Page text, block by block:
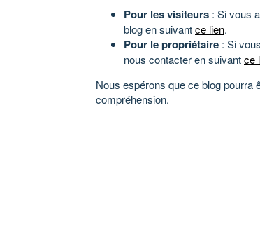
Pour les visiteurs : Si vous
blog en suivantce lien.
Pour le propriétaire : Si
nous contacter en suivantce
Nous espérons que ce blog pourra
compréhension.